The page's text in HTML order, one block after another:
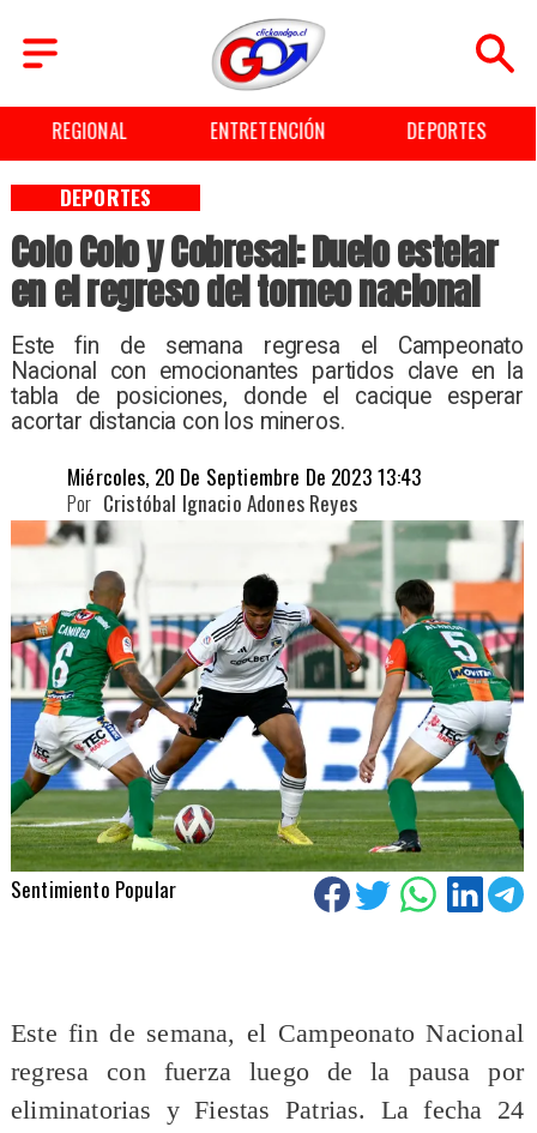
ENTRETENCIÓN DEPORTES CULTURA
Colo Colo y Cobresal: Duelo estelar
en el regreso del torneo nacional
Este fin de semana regresa el Campeonato
Nacional con emocionantes partidos clave en la
tabla de posiciones, donde el cacique esperar
acortar distancia con los mineros. ​
DEPORTES
Miércoles, 20 De Septiembre De 2023 13:43
Cristóbal Ignacio Adones Reyes
Por
Sentimiento Popular
Este fin de semana, el Campeonato Nacional
regresa con fuerza luego de la pausa por
eliminatorias y Fiestas Patrias. La fecha 24